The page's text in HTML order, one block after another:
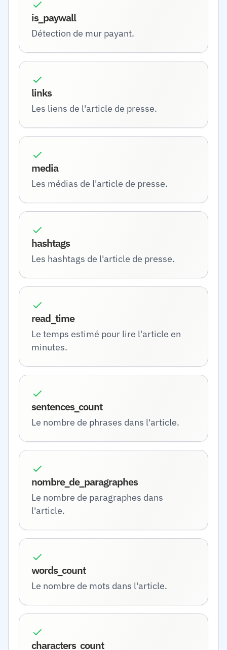
is_paywall
Détection de mur payant.
links
Les liens de l'article de presse.
media
Les médias de l'article de presse.
hashtags
Les hashtags de l'article de presse.
read_time
Le temps estimé pour lire l'article en
minutes.
sentences_count
Le nombre de phrases dans l'article.
nombre_de_paragraphes
Le nombre de paragraphes dans
l'article.
words_count
Le nombre de mots dans l'article.
characters_count